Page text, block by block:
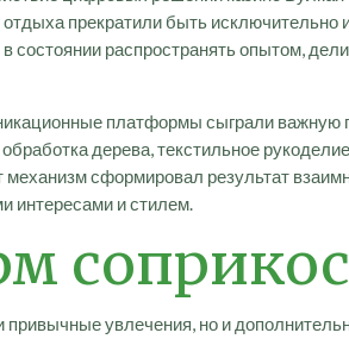
прекратили быть
состоянии распространять опытом,
платформы сыграли важную
дерева, текстильное
сформировал результат
интересами и стилем.
увлечения, но и